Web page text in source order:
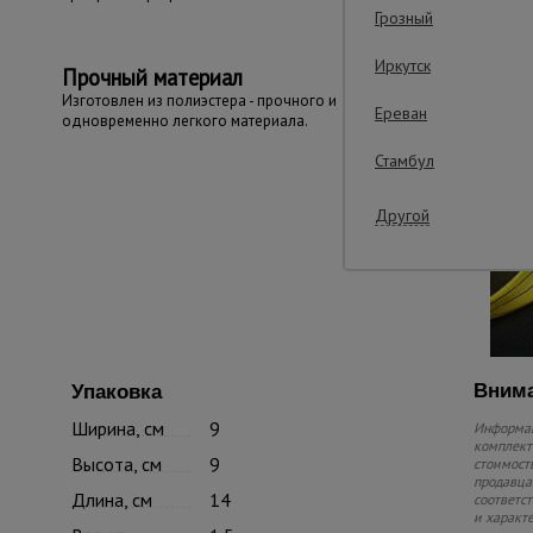
Прочный материал
Изготовлен из полиэстера - прочного и
одновременно легкого материала.
Упаковка
Ширина, см
9
Высота, см
9
Длина, см
14
и
Грозный
Иркутск
Ереван
Стамбул
Другой